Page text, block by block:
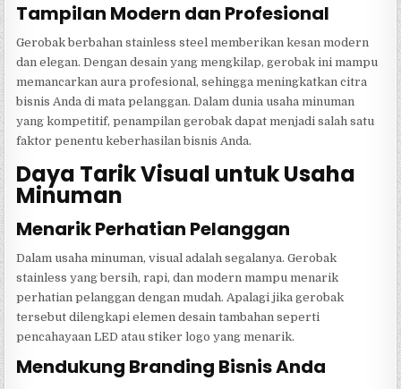
Tampilan Modern dan Profesional
Gerobak berbahan stainless steel memberikan kesan modern
dan elegan. Dengan desain yang mengkilap, gerobak ini mampu
memancarkan aura profesional, sehingga meningkatkan citra
bisnis Anda di mata pelanggan. Dalam dunia usaha minuman
yang kompetitif, penampilan gerobak dapat menjadi salah satu
faktor penentu keberhasilan bisnis Anda.
Daya Tarik Visual untuk Usaha
Minuman
Menarik Perhatian Pelanggan
Dalam usaha minuman, visual adalah segalanya. Gerobak
stainless yang bersih, rapi, dan modern mampu menarik
perhatian pelanggan dengan mudah. Apalagi jika gerobak
tersebut dilengkapi elemen desain tambahan seperti
pencahayaan LED atau stiker logo yang menarik.
Mendukung Branding Bisnis Anda